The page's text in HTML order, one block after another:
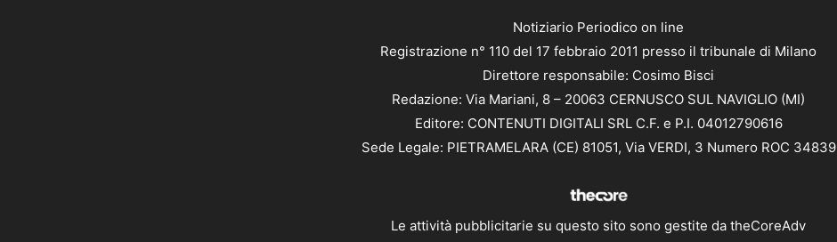
Notiziario Periodico on line
Registrazione n° 110 del 17 febbraio 2011 presso il tribunale di Milano
Direttore responsabile: Cosimo Bisci
Redazione: Via Mariani, 8 – 20063 CERNUSCO SUL NAVIGLIO (MI)
Editore: CONTENUTI DIGITALI SRL C.F. e P.I. 04012790616
Sede Legale: PIETRAMELARA (CE) 81051, Via VERDI, 3 Numero ROC 34839
Le attività pubblicitarie su questo sito sono gestite da theCoreAdv